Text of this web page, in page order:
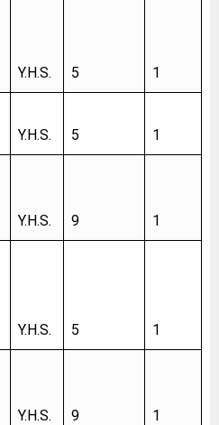
Y.H.S. 5 1
Y.H.S. 5 1
Y.H.S. 9 1
Y.H.S. 5 1
Y.H.S. 9 1